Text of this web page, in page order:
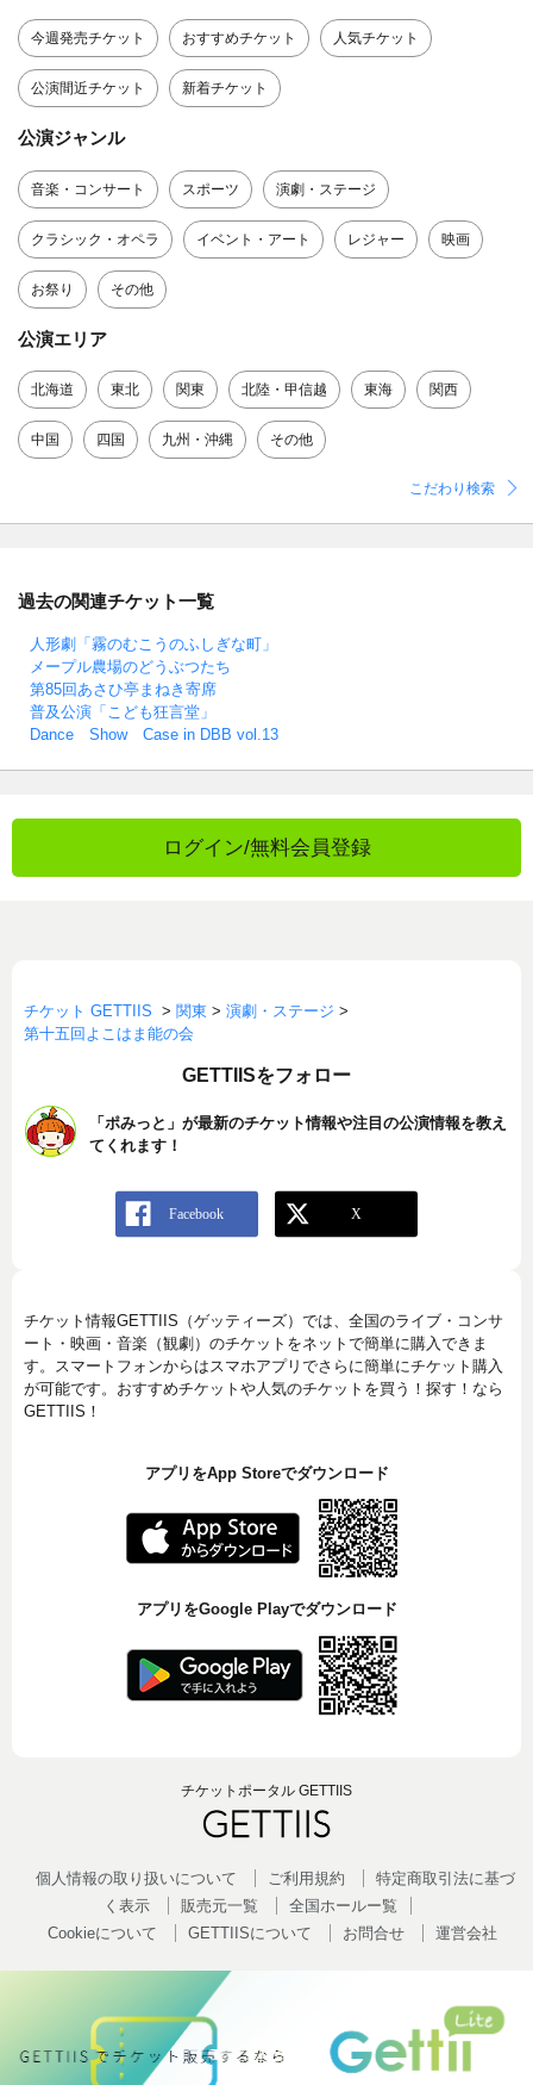
今週発売チケット おすすめチケット 人気チケット
公演間近チケット 新着チケット
公演ジャンル
音楽・コンサート スポーツ 演劇・ステージ
クラシック・オペラ イベント・アート レジャー 映画
お祭り その他
公演エリア
北海道 東北 関東 北陸・甲信越 東海 関西
中国 四国 九州・沖縄 その他
こだわり検索
過去の関連チケット一覧
人形劇「霧のむこうのふしぎな町」
メープル農場のどうぶつたち
第85回あさひ亭まねき寄席
普及公演「こども狂言堂」
Dance Show Case in DBB vol.13
ログイン/無料会員登録
チケット GETTIIS > 関東 > 演劇・ステージ >
第十五回よこはま能の会
GETTIISをフォロー
「ポみっと」が最新のチケット情報や注目の公演情報を教え
てくれます！
チケット情報GETTIIS（ゲッティーズ）では、全国のライブ・コンサ
ート・映画・音楽（観劇）のチケットをネットで簡単に購入できま
す。スマートフォンからはスマホアプリでさらに簡単にチケット購入
が可能です。おすすめチケットや人気のチケットを買う！探す！なら
GETTIIS！
アプリをApp Storeでダウンロード
アプリをGoogle Playでダウンロード
チケットポータル GETTIIS
個人情報の取り扱いについて ご利用規約
特定商取引法に基づ
く表示
販売元一覧
全国ホールー覧
Cookieについて
GETTIISについて お問合せ 運営会社